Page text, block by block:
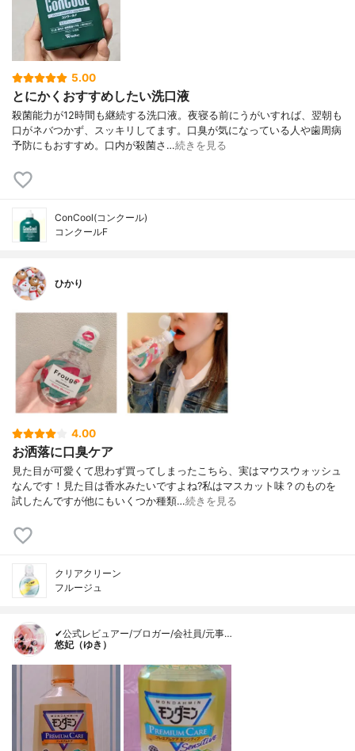
5.00
とにかくおすすめしたい洗口液
殺菌能力が12時間も継続する洗口液。夜寝る前にうがいすれば、翌朝も
口がネバつかず、スッキリしてます。口臭が気になっている人や歯周病
予防にもおすすめ。口内が殺菌さ…続きを見る
ConCool(コンクール)
コンクールF
ひかり
4.00
お洒落に口臭ケア
見た目が可愛くて思わず買ってしまったこちら、実はマウスウォッシュ
なんです！見た目は香水みたいですよね?私はマスカット味？のものを
試したんですが他にもいくつか種類…続きを見る
クリアクリーン
フルージュ
✔公式レビュアー/ブロガー/会社員/元事…
悠妃（ゆき）